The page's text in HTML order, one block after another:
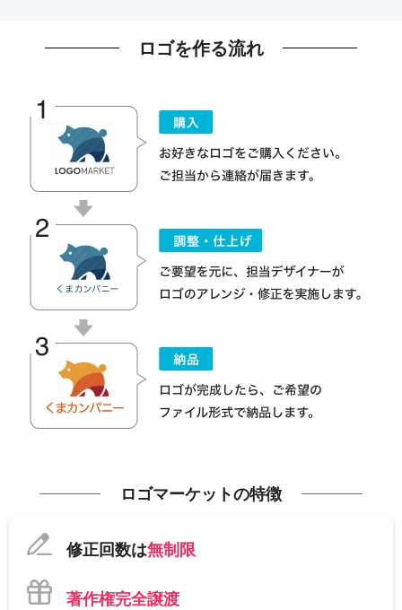
ロゴを作る流れ
ロゴマーケットの特徴
修正回数は無制限
著作権完全譲渡